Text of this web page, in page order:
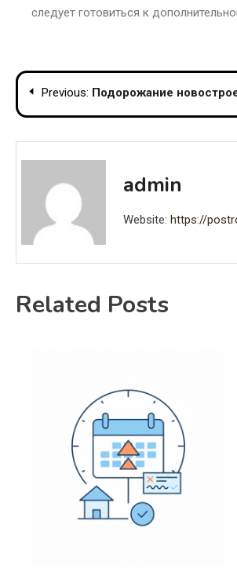
следует готовиться к
Post
navigation
Previous: Подорожание новостроек: города с наибольшим ростом цен в
admin
Website: https://
Related Posts